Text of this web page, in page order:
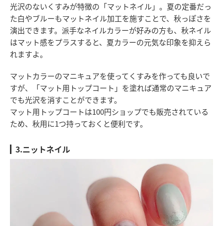
光沢のないくすみが特徴の「マットネイル」。夏の定番だっ
た白やブルーもマットネイル加工を施すことで、秋っぽさを
演出できます。派手なネイルカラーが好みの方も、秋ネイル
はマット感をプラスすると、夏カラーの元気な印象を抑えら
れますよ。
マットカラーのマニキュアを使ってくすみを作っても良いで
すが、「マット用トップコート」を塗れば通常のマニキュア
でも光沢を消すことができます。
マット用トップコートは100円ショップでも販売されている
ため、秋用に1つ持っておくと便利です。
3.ニットネイル